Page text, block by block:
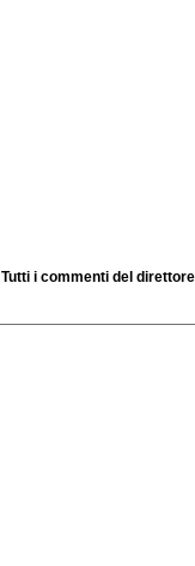
Tutti i commenti del direttore